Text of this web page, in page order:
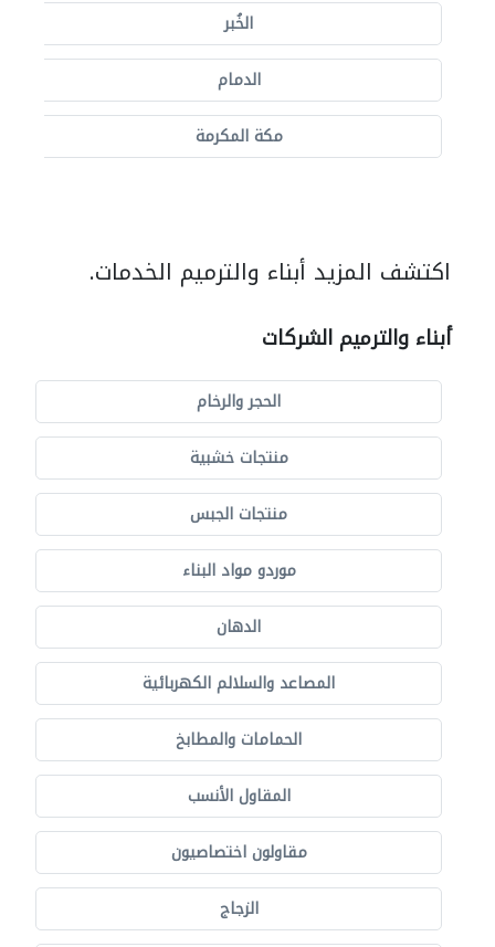
الخُبر
الدمام
مكة المكرمة
اكتشف المزيد أبناء والترميم الخدمات.
أبناء والترميم الشركات
الحجر والرخام
منتجات خشبية
منتجات الجبس
موردو مواد البناء
الدهان
المصاعد والسلالم الكهربائية
الحمامات والمطابخ
المقاول الأنسب
مقاولون اختصاصيون
الزجاج